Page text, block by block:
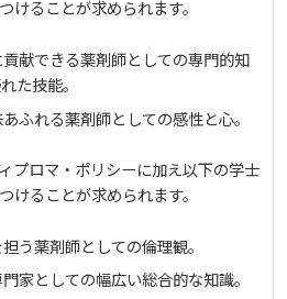
けることが求められます。
献できる薬剤師としての専門的知
た技能。
ふれる薬剤師としての感性と心。
プロマ・ポリシーに加え以下の学士
けることが求められます。
う薬剤師としての倫理観。
家としての幅広い総合的な知識。